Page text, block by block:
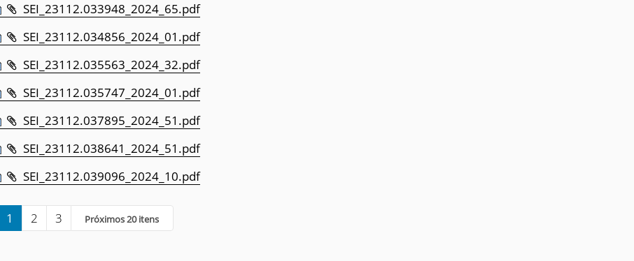
SEI_23112.033948_2024_65.pdf
SEI_23112.034856_2024_01.pdf
SEI_23112.035563_2024_32.pdf
SEI_23112.035747_2024_01.pdf
SEI_23112.037895_2024_51.pdf
SEI_23112.038641_2024_51.pdf
SEI_23112.039096_2024_10.pdf
1 2 3 Próximos 20 itens